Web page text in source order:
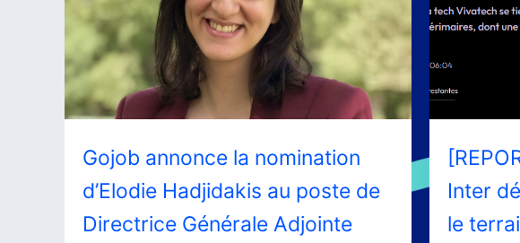
Gojob annonce la nomination
d’Elodie Hadjidakis au poste de
Directrice Générale Adjointe
Inter
le